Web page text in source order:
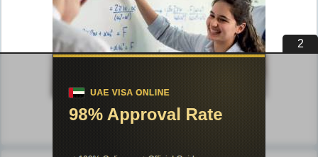
Публикации по педагогике
1